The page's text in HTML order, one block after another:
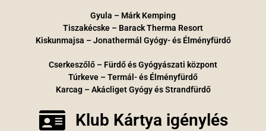
Gyula – Márk Kemping
Tiszakécske – Barack Therma Resort
Kiskunmajsa – Jonathermál Gyógy- és Élményfürdő
Cserkeszőlő – Fürdő és Gyógyászati központ
Túrkeve – Termál- és Élményfürdő
Karcag – Akácliget Gyógy és Strandfürdő
Klub Kártya igénylés